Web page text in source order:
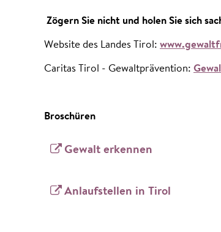
Zögern Sie nicht und holen Sie sich
Website des Landes Tirol:
Caritas Tirol - Gewaltprävention:
Broschüren
Gewalt erkennen
Anlaufstellen in Tirol